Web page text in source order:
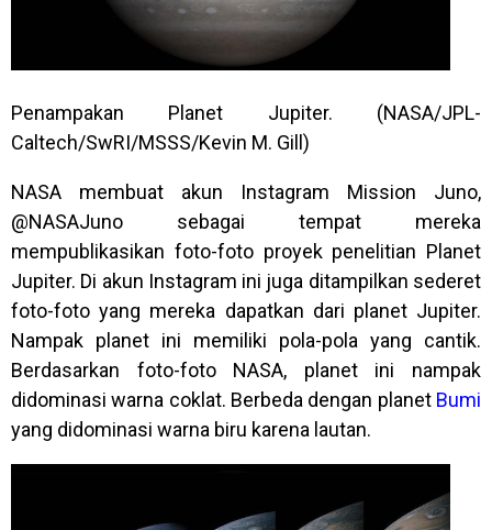
Penampakan Planet Jupiter. (NASA/JPL-
Caltech/SwRI/MSSS/Kevin M. Gill)
NASA membuat akun Instagram Mission Juno,
@NASAJuno sebagai tempat mereka
mempublikasikan foto-foto proyek penelitian Planet
Jupiter. Di akun Instagram ini juga ditampilkan sederet
foto-foto yang mereka dapatkan dari planet Jupiter.
Nampak planet ini memiliki pola-pola yang cantik.
Berdasarkan foto-foto NASA, planet ini nampak
didominasi warna coklat. Berbeda dengan planet Bumi
yang didominasi warna biru karena lautan.